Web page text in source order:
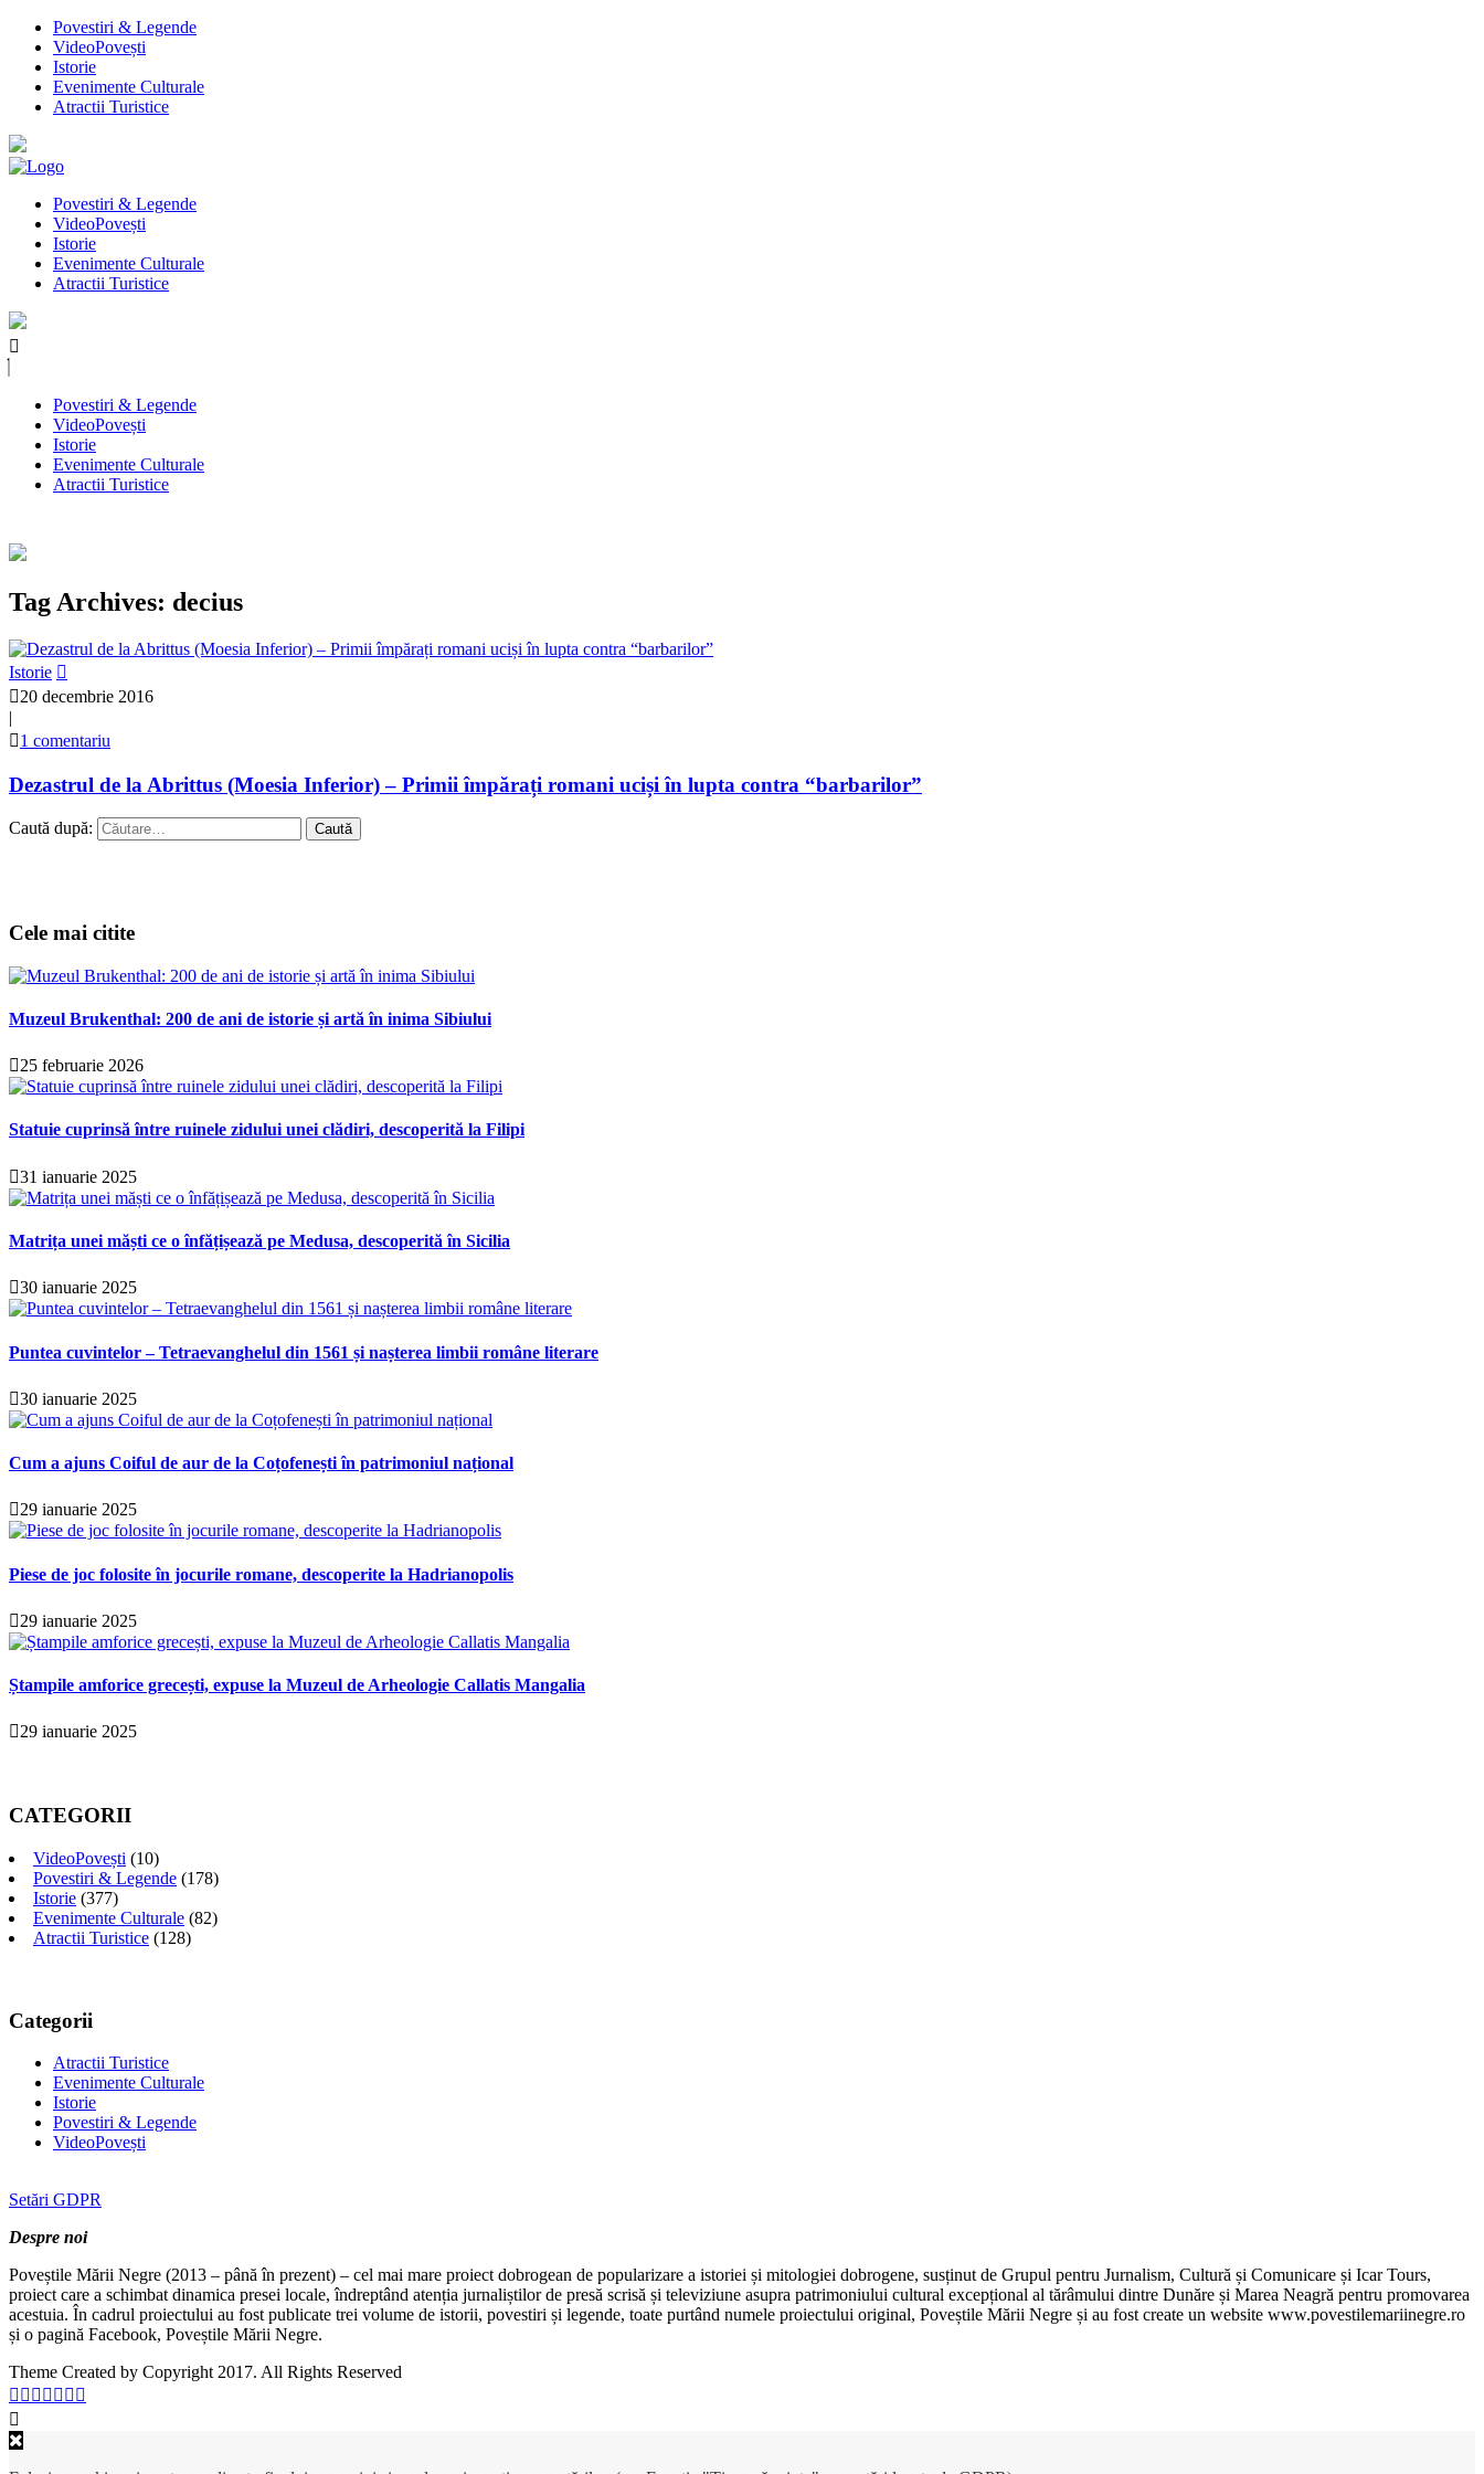
Povestiri & Legende
VideoPovești
Istorie
Evenimente Culturale
Atractii Turistice
Povestiri & Legende
VideoPovești
Istorie
Evenimente Culturale
Atractii Turistice
Povestiri & Legende
VideoPovești
Istorie
Evenimente Culturale
Atractii Turistice
Tag Archives: decius
Istorie
20 decembrie 2016
|
1 comentariu
Dezastrul de la Abrittus (Moesia Inferior) – Primii împărați romani uciși în lupta contra “barbarilor”
Caută după:
Cele mai citite
Muzeul Brukenthal: 200 de ani de istorie și artă în inima Sibiului
25 februarie 2026
Statuie cuprinsă între ruinele zidului unei clădiri, descoperită la Filipi
31 ianuarie 2025
Matrița unei măști ce o înfățișează pe Medusa, descoperită în Sicilia
30 ianuarie 2025
Puntea cuvintelor – Tetraevanghelul din 1561 și nașterea limbii române literare
30 ianuarie 2025
Cum a ajuns Coiful de aur de la Coțofenești în patrimoniul național
29 ianuarie 2025
Piese de joc folosite în jocurile romane, descoperite la Hadrianopolis
29 ianuarie 2025
Ștampile amforice grecești, expuse la Muzeul de Arheologie Callatis Mangalia
29 ianuarie 2025
CATEGORII
VideoPovești (10)
Povestiri & Legende (178)
Istorie (377)
Evenimente Culturale (82)
Atractii Turistice (128)
Categorii
Atractii Turistice
Evenimente Culturale
Istorie
Povestiri & Legende
VideoPovești
Setări GDPR
Despre noi
Poveștile Mării Negre (2013 – până în prezent) – cel mai mare proiect dobrogean de popularizare a istoriei și mitologiei dobrogene, susținut de Grupul pentru Jurnalism, Cultură și Comunicare și Icar Tours,
proiect care a schimbat dinamica presei locale, îndreptând atenția jurnaliștilor de presă scrisă și televiziune asupra patrimoniului cultural excepțional al tărâmului dintre Dunăre și Marea Neagră pentru promovarea
acestuia. În cadrul proiectului au fost publicate trei volume de istorii, povestiri și legende, toate purtând numele proiectului original, Poveștile Mării Negre și au fost create un website www.povestilemariinegre.ro
și o pagină Facebook, Poveștile Mării Negre.
Theme Created by Copyright 2017. All Rights Reserved